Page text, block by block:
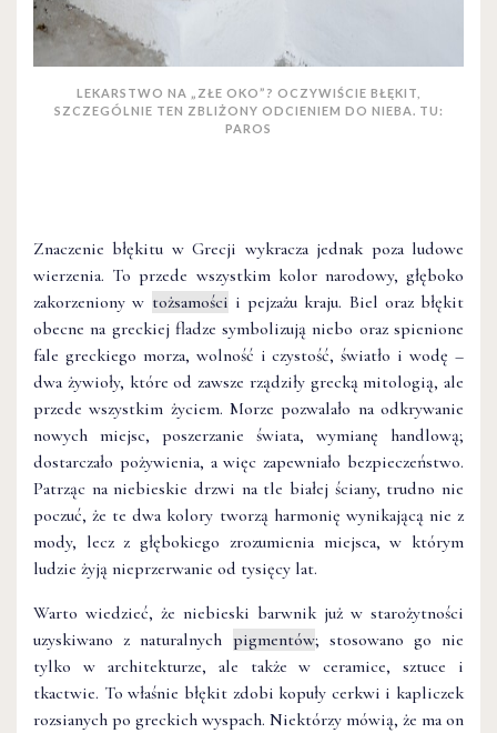
LEKARSTWO NA „ZŁE OKO”? OCZYWIŚCIE BŁĘKIT,
SZCZEGÓLNIE TEN ZBLIŻONY ODCIENIEM DO NIEBA. TU:
PAROS
Znaczenie błękitu w Grecji wykracza jednak poza ludowe
wierzenia. To przede wszystkim kolor narodowy, głęboko
zakorzeniony w tożsamości i pejzażu kraju. Biel oraz błękit
obecne na greckiej fladze symbolizują niebo oraz spienione
fale greckiego morza, wolność i czystość, światło i wodę –
dwa żywioły, które od zawsze rządziły grecką mitologią, ale
przede wszystkim życiem. Morze pozwalało na odkrywanie
nowych miejsc, poszerzanie świata, wymianę handlową;
dostarczało pożywienia, a więc zapewniało bezpieczeństwo.
Patrząc na niebieskie drzwi na tle białej ściany, trudno nie
poczuć, że te dwa kolory tworzą harmonię wynikającą nie z
mody, lecz z głębokiego zrozumienia miejsca, w którym
ludzie żyją nieprzerwanie od tysięcy lat.
Warto wiedzieć, że niebieski barwnik już w starożytności
uzyskiwano z naturalnych pigmentów; stosowano go nie
tylko w architekturze, ale także w ceramice, sztuce i
tkactwie. To właśnie błękit zdobi kopuły cerkwi i kapliczek
rozsianych po greckich wyspach. Niektórzy mówią, że ma on